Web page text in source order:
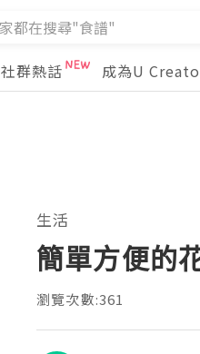
社群熱話 成為U
生活
簡單方便的
瀏覽次數:361